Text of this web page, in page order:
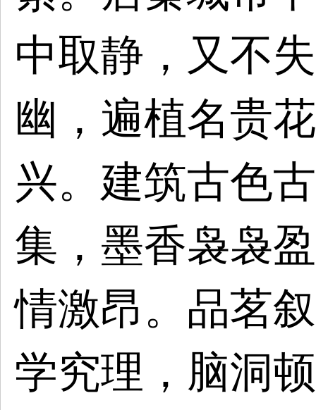
中取静，又不
幽，遍植名贵
兴。建筑古色
集，墨香袅袅
情激昂。品茗
学究理，脑洞